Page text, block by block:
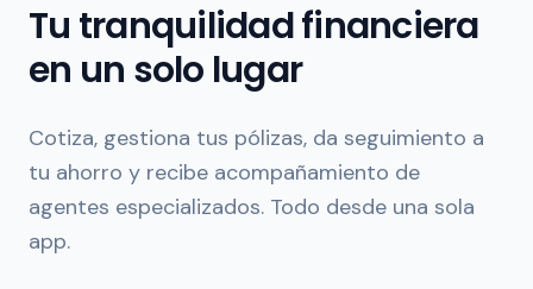
Tu tranquilidad financiera
en un solo lugar
Cotiza, gestiona tus pólizas, da seguimiento a
tu ahorro y recibe acompañamiento de
agentes especializados. Todo desde una sola
app.